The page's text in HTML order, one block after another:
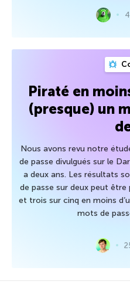
Piraté en
(presque) un
Nous avons revu notre
de passe divulgués sur le
a deux ans. Les résultats
de passe sur deux peut être
et trois sur cinq en moins
mots de